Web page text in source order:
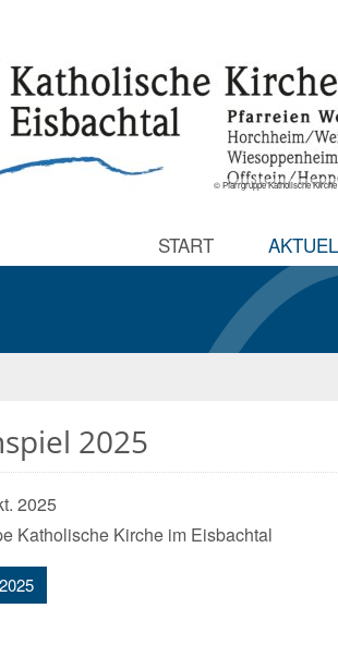
© Pfarrgruppe Katholische
START
2025
2025
Katholische Kirche im Eisbachtal